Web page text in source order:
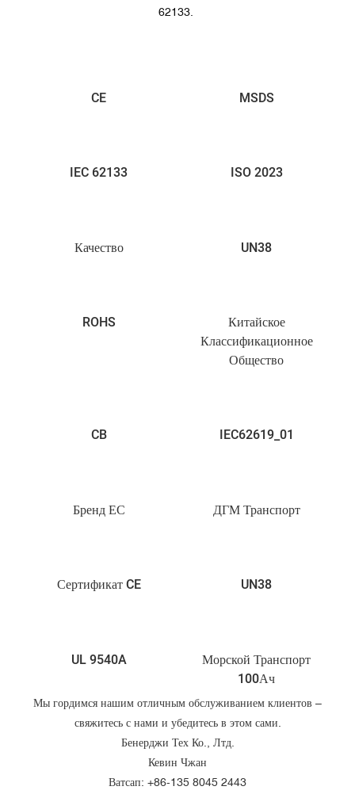
62133.
CE MSDS
IEC 62133 ISO 2023
Качество UN38
ROHS
Китайское
Классификационное
Общество
CB IEC62619_01
Бренд ЕС ДГМ Транспорт
Сертификат CE UN38
UL 9540A
Морской Транспорт
100Ач
Мы гордимся нашим отличным обслуживанием клиентов –
свяжитесь с нами и убедитесь в этом сами.
Бенерджи Тех Ко., Лтд.
Кевин Чжан
Ватсап: +86-135 8045 2443